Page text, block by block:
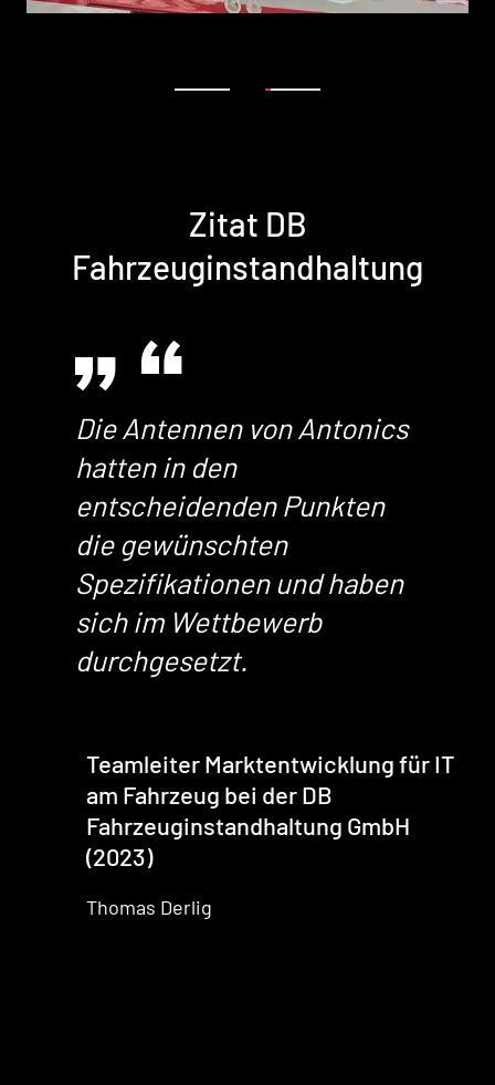
1 2
Zitat DB
Fahrzeuginstandhaltung
Die Antennen von Antonics
hatten in den
entscheidenden Punkten
die gewünschten
Spezifikationen und haben
sich im Wettbewerb
durchgesetzt.
Teamleiter Marktentwicklung für IT
am Fahrzeug bei der DB
Fahrzeuginstandhaltung GmbH
(2023)
Thomas Derlig